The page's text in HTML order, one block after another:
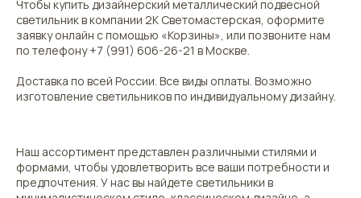
Чтобы купить дизайнерский металлический подвесной
светильник в компании 2К Светомастерская, оформите
заявку онлайн с помощью «Корзины», или позвоните нам
по телефону +7 (991) 606-26-21 в Москве.
Доставка по всей России. Все виды оплаты. Возможно
изготовление светильников по индивидуальному дизайну.
Наш ассортимент представлен различными стилями и
формами, чтобы удовлетворить все ваши потребности и
предпочтения. У нас вы найдете светильники в